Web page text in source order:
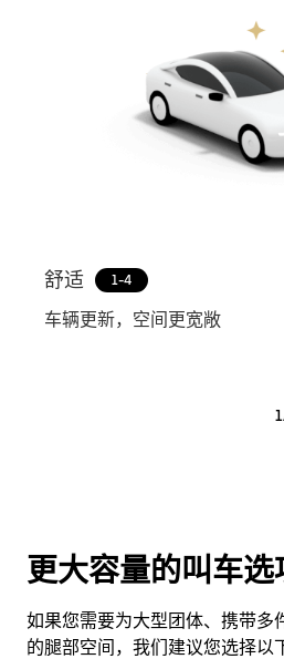
舒适 1-4
车辆更新，空间更宽敞
更大容量的叫车选
如果您需要为大型团体、携带多
的腿部空间，我们建议您选择以